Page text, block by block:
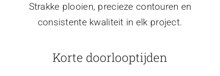
Strakke plooien, precieze contouren en
consistente kwaliteit in elk project.
Korte doorlooptijden